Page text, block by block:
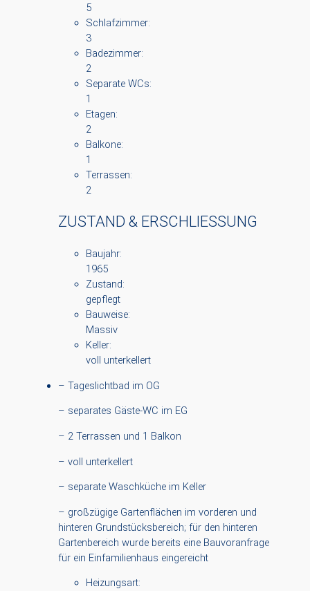
5
Schlafzimmer:
3
Badezimmer:
2
Separate WCs:
1
Etagen:
2
Balkone:
1
Terrassen:
2
ZUSTAND & ERSCHLIESSUNG
Baujahr:
1965
Zustand:
gepflegt
Bauweise:
Massiv
Keller:
voll unterkellert
– Tageslichtbad im OG
– separates Gäste-WC im EG
– 2 Terrassen und 1 Balkon
– voll unterkellert
– separate Waschküche im Keller
– großzügige Gartenflächen im vorderen und
hinteren Grundstücksbereich; für den hinteren
Gartenbereich wurde bereits eine Bauvoranfrage
für ein Einfamilienhaus eingereicht
Heizungsart: